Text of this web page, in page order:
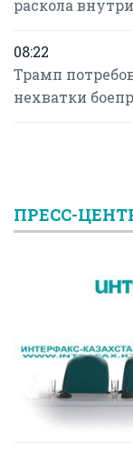
раскола
08:22
Трамп
нехватки
ПРЕСС-